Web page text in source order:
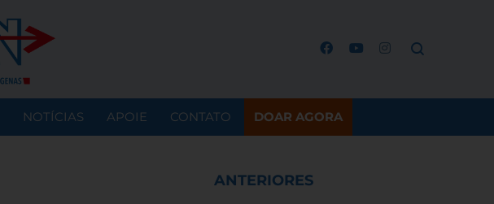
NOTÍCIAS APOIE CONTATO DOAR AGORA
ANTERIORES